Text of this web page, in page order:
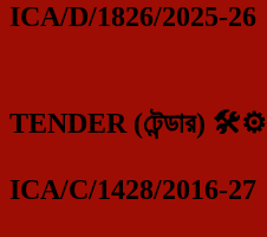
ICA/D/1826/2025-26
TENDER (টেন্ডার) 🛠️⚙️
ICA/C/1428/2016-27